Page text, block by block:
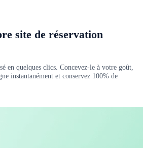
site de réservation
en quelques clics. Concevez-le à votre goût,
instantanément et conservez 100% de